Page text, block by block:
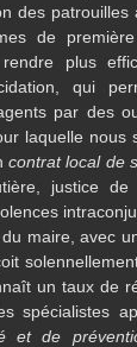
des patrouilles
de
plus
qui
par des
laquelle nous
contrat local de
justice de
du maire, avec
un taux de
spécialistes
et de